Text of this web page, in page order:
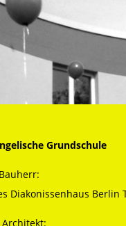
Grundschule
Diakonissenhaus Berlin